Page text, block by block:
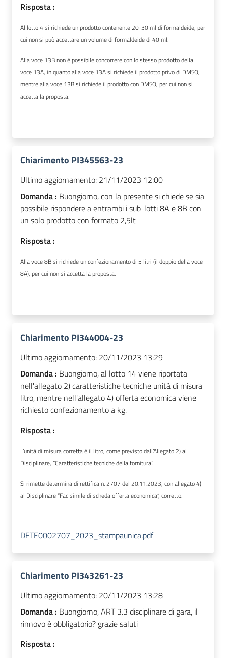
Risposta :
Al lotto 4 si richiede un prodotto contenente 20-30 ml di formaldeide, per
cui non si può accettare un volume di formaldeide di 40 ml.
Alla voce 13B non è possibile concorrere con lo stesso prodotto della
voce 13A, in quanto alla voce 13A si richiede il prodotto privo di DMSO,
mentre alla voce 13B si richiede il prodotto con DMSO, per cui non si
accetta la proposta.
Chiarimento PI345563-23
Ultimo aggiornamento: 21/11/2023 12:00
Domanda : Buongiorno, con la presente si chiede se sia
possibile rispondere a entrambi i sub-lotti 8A e 8B con
un solo prodotto con formato 2,5lt
Risposta :
Alla voce 8B si richiede un confezionamento di 5 litri (il doppio della voce
8A), per cui non si accetta la proposta.
Chiarimento PI344004-23
Ultimo aggiornamento: 20/11/2023 13:29
Domanda : Buongiorno, al lotto 14 viene riportata
nell'allegato 2) caratteristiche tecniche unità di misura
litro, mentre nell'allegato 4) offerta economica viene
richiesto confezionamento a kg.
Risposta :
L’unità di misura corretta è il litro, come previsto dall’Allegato 2) al
Disciplinare, “Caratteristiche tecniche della fornitura”.
Si rimette determina di rettifica n. 2707 del 20.11.2023, con allegato 4)
al Disciplinare “Fac simile di scheda offerta economica”, corretto.
DETE0002707_2023_stampaunica.pdf
Chiarimento PI343261-23
Ultimo aggiornamento: 20/11/2023 13:28
Domanda : Buongiorno, ART 3.3 disciplinare di gara, il
rinnovo è obbligatorio? grazie saluti
Risposta :